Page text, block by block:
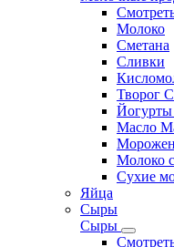
Молоко
Сметана
Сливки
Творог
Йогурты
Масло
Молоко
Сухие
Яйца
Сыры
Сыры